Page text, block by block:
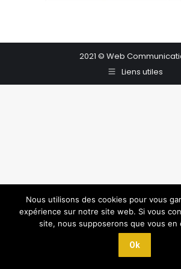
2021 © Web
Liens utiles
Nous utilisons des cookies pour vous
expérience sur notre site web. Si vous
site, nous supposerons que vous en
Ok